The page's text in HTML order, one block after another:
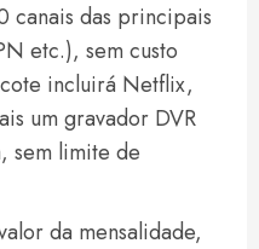
canais das principais
etc.), sem custo
incluirá Netflix,
um gravador DVR
sem limite de
da mensalidade,